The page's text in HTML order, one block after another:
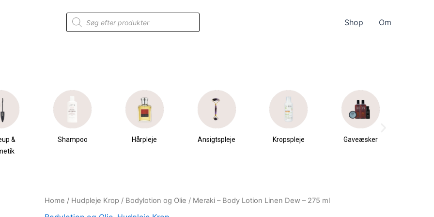
Products
search
Shop Om
&
Shampoo Hårpleje Ansigtspleje Kropspleje Gaveæsker
Home / Hudpleje Krop / Bodylotion og Olie / Meraki – Body Lotion Linen Dew – 275 ml
Original
Current